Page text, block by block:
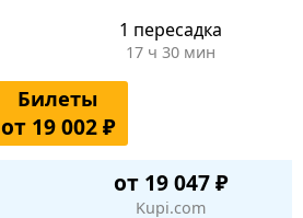
1 пересадка
17 ч 30 мин
Билеты
от 19 002 ₽
от 19 047 ₽
Kupi.com